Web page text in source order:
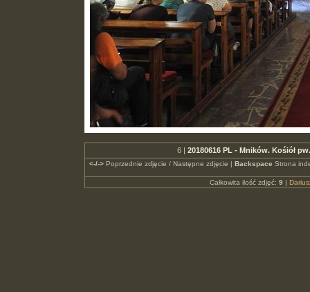
6 | 20180616 PL - Mników. Kośiół
<-/->Poprzednie zdjęcie / Następne zdjęcie | Backspace Strona
Całkowita ilość zdjęć: 9 |